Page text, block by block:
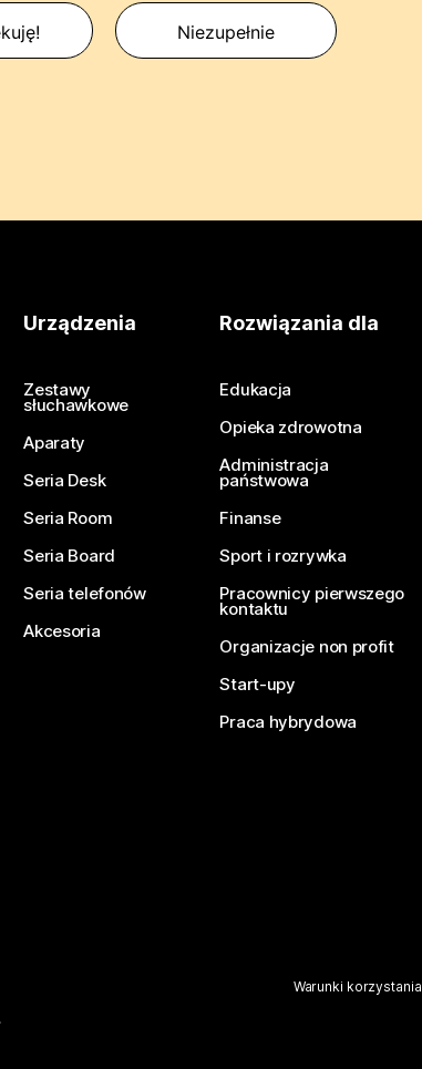
Niezupełnie
Urządzenia
Zestawy
słuchawkowe
Aparaty
Seria Desk
Seria Room
Seria Board
Seria telefonów
Akcesoria
Rozwiązania dla
Edukacja
Opieka zdrowotna
Administracja
państwowa
Finanse
Sport i rozrywka
Pracownicy pierwszego
kontaktu
Organizacje non profit
Start-upy
Praca hybrydowa
Warunki korzystania